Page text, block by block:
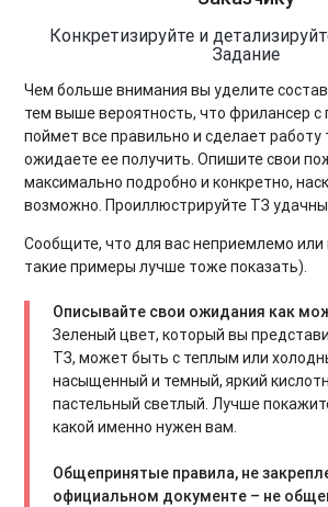
Конкретизируйте и
Задание
Чем больше внимания вы уделите
тем выше вероятность, что фрилансер с
поймет все правильно и сделает работу
ожидаете ее получить. Опишите свои
максимально подробно и конкретно,
возможно. Проиллюстрируйте ТЗ
Сообщите, что для вас неприемлемо или
такие примеры лучше тоже показать).
Описывайте свои ожидания как
Зеленый цвет, который вы
ТЗ, может быть с теплым или
насыщенный и темный, яркий
пастельный светлый. Лучше
какой именно нужен вам.
Общепринятые правила, не
официальном документе – не